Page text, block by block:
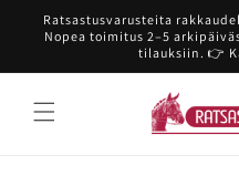
siirry
sisältöön
Ratsastusvarusteita
Nopea toimitus 2–5
tilauksiin. 👉